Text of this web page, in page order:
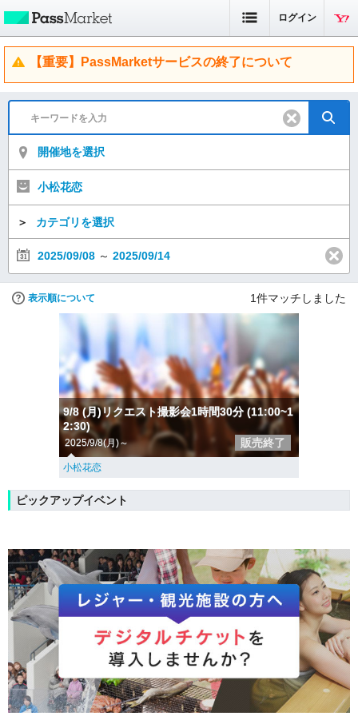
ログイン
【重要】PassMarketサービスの終了について
開催地を選択
小松花恋
＞ カテゴリを選択
2025/09/08 ～ 2025/09/14
表示順について 1件マッチしました
9/8 (月)リクエスト撮影会1時間30分 (11:00~1
2:30)
2025/9/8(月)～ 販売終了
小松花恋
ピックアップイベント